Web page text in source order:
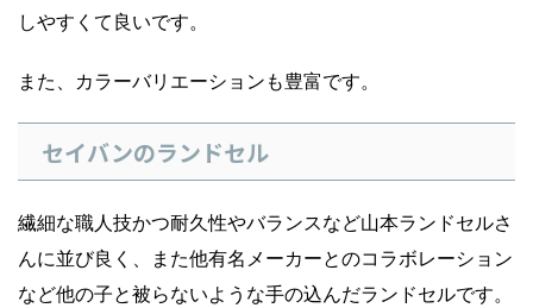
しやすくて良いです。
また、カラーバリエーションも豊富です。
セイバンのランドセル
繊細な職人技かつ耐久性やバランスなど山本ランドセルさ
んに並び良く、また他有名メーカーとのコラボレーション
など他の子と被らないような手の込んだランドセルです。